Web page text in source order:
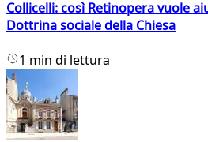
Collicelli: così Retinopera vuole
Dottrina sociale della Chiesa
1 min di lettura